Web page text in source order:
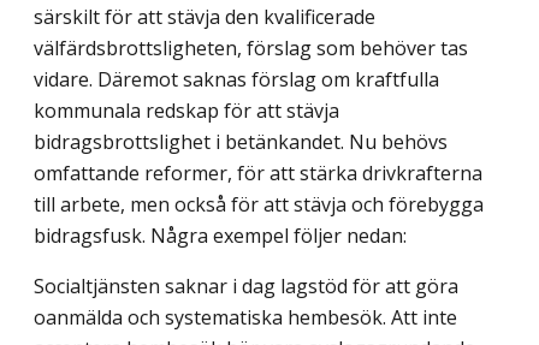
särskilt för att stävja den kvalificerade
välfärdsbrottsligheten, förslag som behöver tas
vidare. Däremot saknas förslag om kraftfulla
kommunala redskap för att stävja
bidragsbrottslighet i betänkandet. Nu behövs
omfattande reformer, för att stärka drivkrafterna
till arbete, men också för att stävja och förebygga
bidragsfusk. Några exempel följer nedan:
Socialtjänsten saknar i dag lagstöd för att göra
oanmälda och systematiska hem­besök. Att inte